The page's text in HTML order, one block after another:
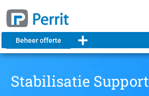
Beheer offerte
Stabilisatie Support